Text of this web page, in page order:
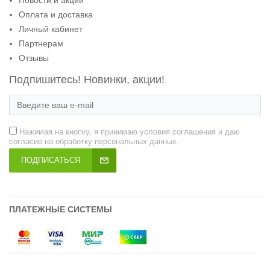
Оплата и доставка
Личный кабинет
Партнерам
Отзывы
Подпишитесь! Новинки, акции!
Нажимая на кнопку, я принимаю условия соглашения и даю
согласие на обработку персональных данных.
ПОДПИСАТЬСЯ
ПЛАТЕЖНЫЕ СИСТЕМЫ